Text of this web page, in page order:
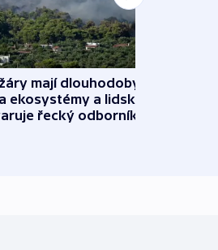
mají dlouhodobý
ekosystémy a lidské
řecký odborník